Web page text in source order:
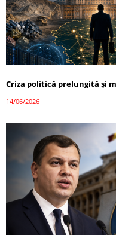
Criza politică prelungită și
14/06/2026